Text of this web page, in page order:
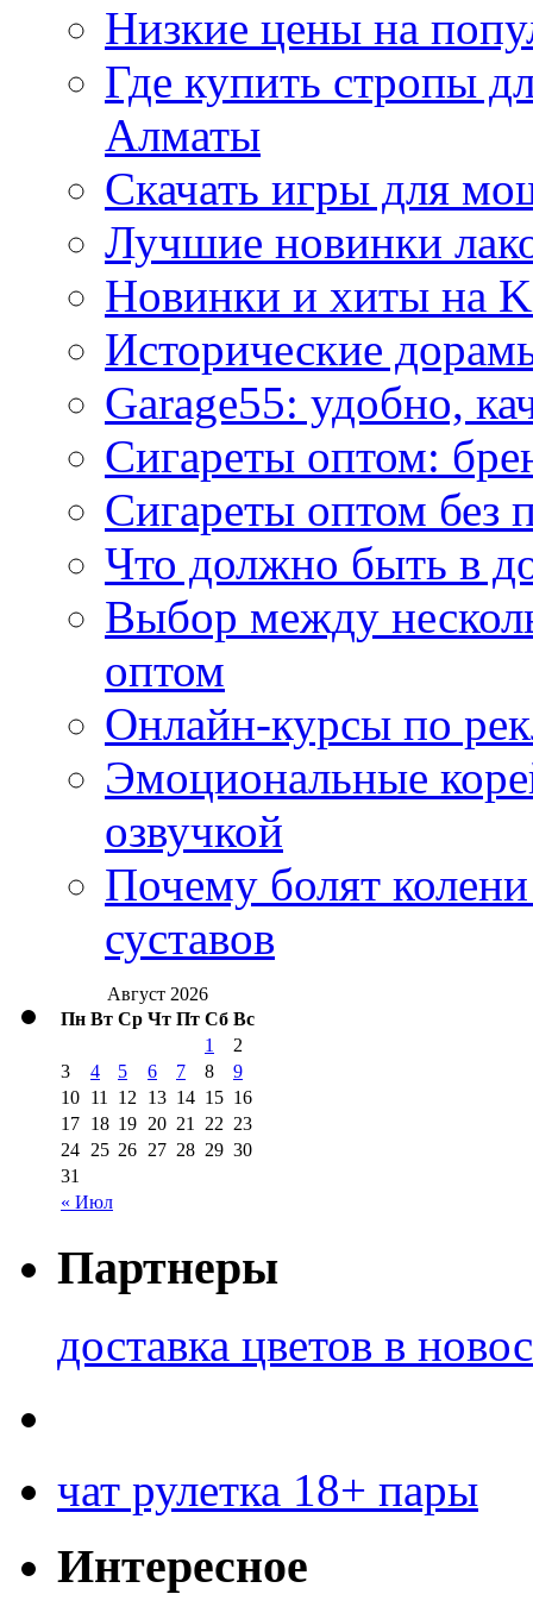
Низкие цены на
Где купить стропы
Алматы
Скачать игры для
Лучшие новинки
Новинки и хиты на
Исторические
Garage55: удобно,
Сигареты оптом:
Сигареты оптом без
Что должно быть в
Выбор между
оптом
Онлайн-курсы по
Эмоциональные
озвучкой
Почему болят
суставов
Август 2026
Пн Вт Ср Чт Пт Сб Вс
« Июл
1
2
3
4 5 6 7 8
9
10 11 12 13 14 15 16
17 18 19 20 21 22 23
24 25 26 27 28 29 30
31
Партнеры
доставка цветов в
чат рулетка 18+ пары
Интересное